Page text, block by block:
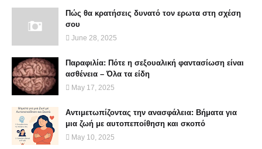
Πώς θα κρατήσεις δυνατό τον ερωτα στη σχέση
σου
June 28, 2025
Παραφιλία: Πότε η σεξουαλική φαντασίωση είναι
ασθένεια – Όλα τα είδη
May 17, 2025
Αντιμετωπίζοντας την ανασφάλεια: Βήματα για
μια ζωή με αυτοπεποίθηση και σκοπό
May 10, 2025